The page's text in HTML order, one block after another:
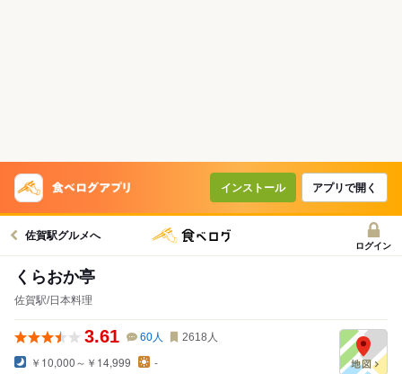
インストール アプリで開く
佐賀駅グルメへ
ログイン
くらおか亭
佐賀駅/日本料理
3.61 60人 2618 人
￥10,000～￥14,999
-